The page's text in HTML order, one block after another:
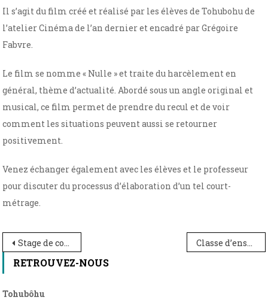
Il s’agit du film créé et réalisé par les élèves de Tohubohu de
l’atelier Cinéma de l’an dernier et encadré par Grégoire
Fabvre.
Le film se nomme « Nulle » et traite du harcèlement en
général, thème d’actualité. Abordé sous un angle original et
musical, ce film permet de prendre du recul et de voir
comment les situations peuvent aussi se retourner
positivement.
Venez échanger également avec les élèves et le professeur
pour discuter du processus d’élaboration d’un tel court-
métrage.
Navigation
de
l’article
Stage de coaching vocal 4 et 5 mai COMPLET Classe d’ensemble : concert à Mauguio le 4 mai
RETROUVEZ-NOUS
Tohubôhu